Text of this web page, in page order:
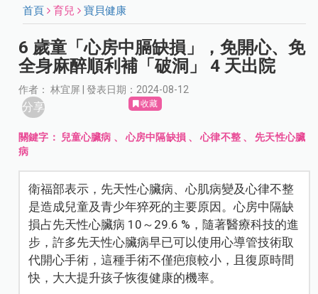
首頁 育兒 寶貝健康
6 歲童「心房中膈缺損」，免開心、免
全身麻醉順利補「破洞」 4 天出院
作者： 林宜屏 | 發表日期：2024-08-12
分享 收藏
關鍵字： 兒童心臟病 、心房中隔缺損、心律不整、先天性心臟
病
衛福部表示，先天性心臟病、心肌病變及心律不整
是造成兒童及青少年猝死的主要原因。心房中隔缺
損占先天性心臟病 10～29.6 %，隨著醫療科技的進
步，許多先天性心臟病早已可以使用心導管技術取
代開心手術，這種手術不僅疤痕較小，且復原時間
快，大大提升孩子恢復健康的機率。